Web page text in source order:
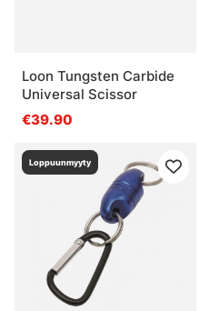
Loon Tungsten Carbide
Universal Scissor
€39.90
Loppuunmyyty